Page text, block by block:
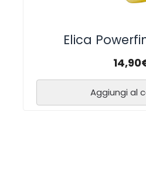
Elica
14,90
Aggiungi al